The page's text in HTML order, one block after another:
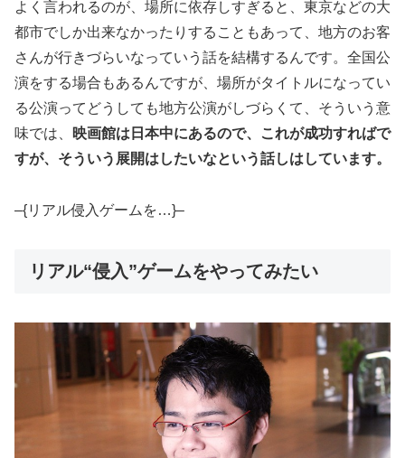
よく言われるのが、場所に依存しすぎると、東京などの大
都市でしか出来なかったりすることもあって、地方のお客
さんが行きづらいなっていう話を結構するんです。全国公
演をする場合もあるんですが、場所がタイトルになってい
る公演ってどうしても地方公演がしづらくて、そういう意
味では、
映画館は日本中にあるので、これが成功すればで
すが、そういう展開はしたいなという話しはしています。
–{リアル侵入ゲームを…}–
リアル“侵入”ゲームをやってみたい